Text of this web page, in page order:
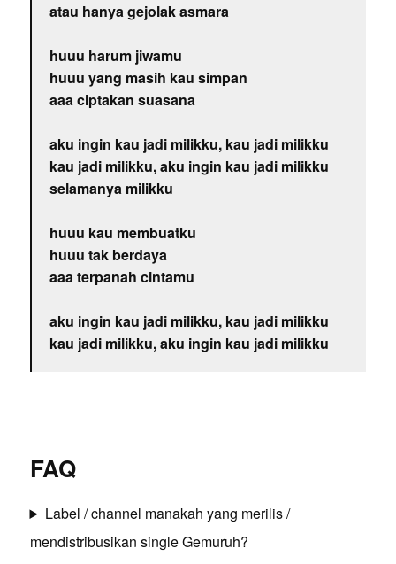
atau hanya gejolak asmara
huuu harum jiwamu
huuu yang masih kau simpan
aaa ciptakan suasana
aku ingin kau jadi milikku, kau jadi milikku
kau jadi milikku, aku ingin kau jadi milikku
selamanya milikku
huuu kau membuatku
huuu tak berdaya
aaa terpanah cintamu
aku ingin kau jadi milikku, kau jadi milikku
kau jadi milikku, aku ingin kau jadi milikku
FAQ
Label / channel manakah yang merilis /
mendistribusikan single Gemuruh?